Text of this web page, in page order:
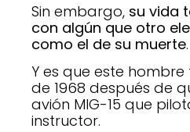
Sin embargo, su vida
con algún que otro
como el de su muerte.
Y es que este
de 1968 después de
avión MIG-15 que
instructor.